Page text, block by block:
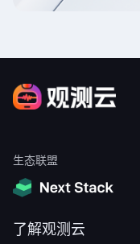
生态联盟
了解观测云